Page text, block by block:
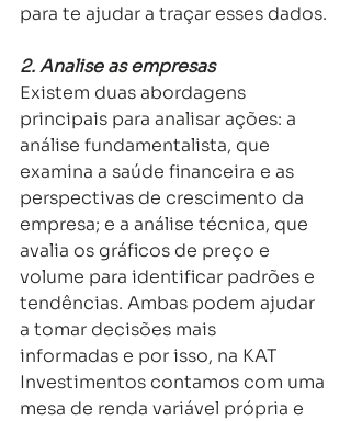
para te ajudar a traçar esses dados.
2. Analise as empresas
Existem duas abordagens
principais para analisar ações: a
análise fundamentalista, que
examina a saúde financeira e as
perspectivas de crescimento da
empresa; e a análise técnica, que
avalia os gráficos de preço e
volume para identificar padrões e
tendências. Ambas podem ajudar
a tomar decisões mais
informadas e por isso, na KAT
Investimentos contamos com uma
mesa de renda variável própria e